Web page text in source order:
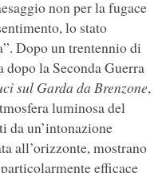
non per la fugace
lo stato
Dopo un trentennio di
la Seconda Guerra
sul Garda da Brenzone,
luminosa del
da un’intonazione
all’orizzonte, mostrano
efficace